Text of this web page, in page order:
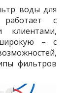
воды для
с
клиентами,
– с
фильтров